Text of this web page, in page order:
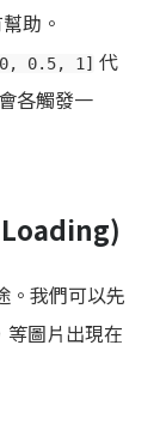
助。
0.5, 1] 代
各觸發一
Loading)
。我們可以先
等圖片出現在